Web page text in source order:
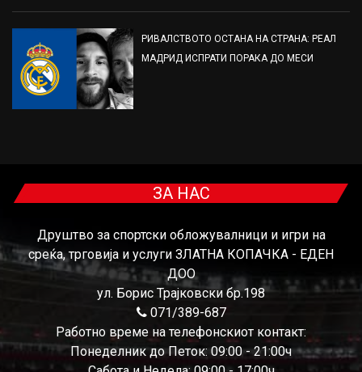
РИВАЛСТВОТО ОСТАНА НА СТРАНА: РЕАЛ
МАДРИД ИСПРАТИ ПОРАКА ДО МЕСИ
ЗА НАС
Друштво за спортски обложувалници и игри на
среќа, трговија и услуги ЗЛАТНА КОПАЧКА - ЕДЕН
ДОО
ул. Борис Трајковски бр.198
071/389-687
Работно време на телефонскиот контакт:
Понеделник до Петок: 09:00 - 21:00ч